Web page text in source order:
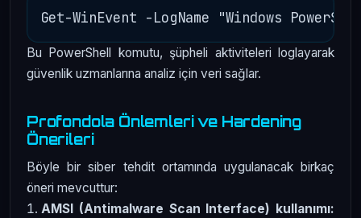
Bu PowerShell komutu, şüpheli aktiviteleri loglayarak
güvenlik uzmanlarına analiz için veri sağlar.
Profondola Önlemleri ve Hardening
Önerileri
Böyle bir siber tehdit ortamında uygulanacak birkaç
öneri mevcuttur:
AMSI (Antimalware Scan Interface) kullanımı: